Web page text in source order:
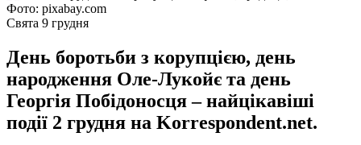
Фото: pixabay.com
Свята 9 грудня
День боротьби з корупцією, день
народження Оле-Лукойє та день
Георгія Побідоносця – найцікавіші
події 2 грудня на Korrespondent.net.